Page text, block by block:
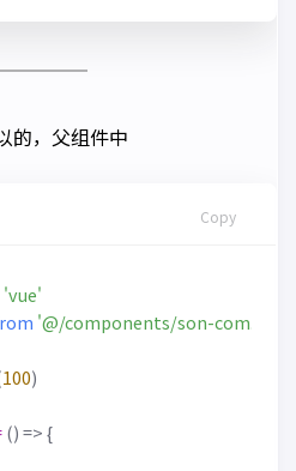
的，父组件中
Copy
'vue'
'@/components/son-com.vue'
100)
() => {